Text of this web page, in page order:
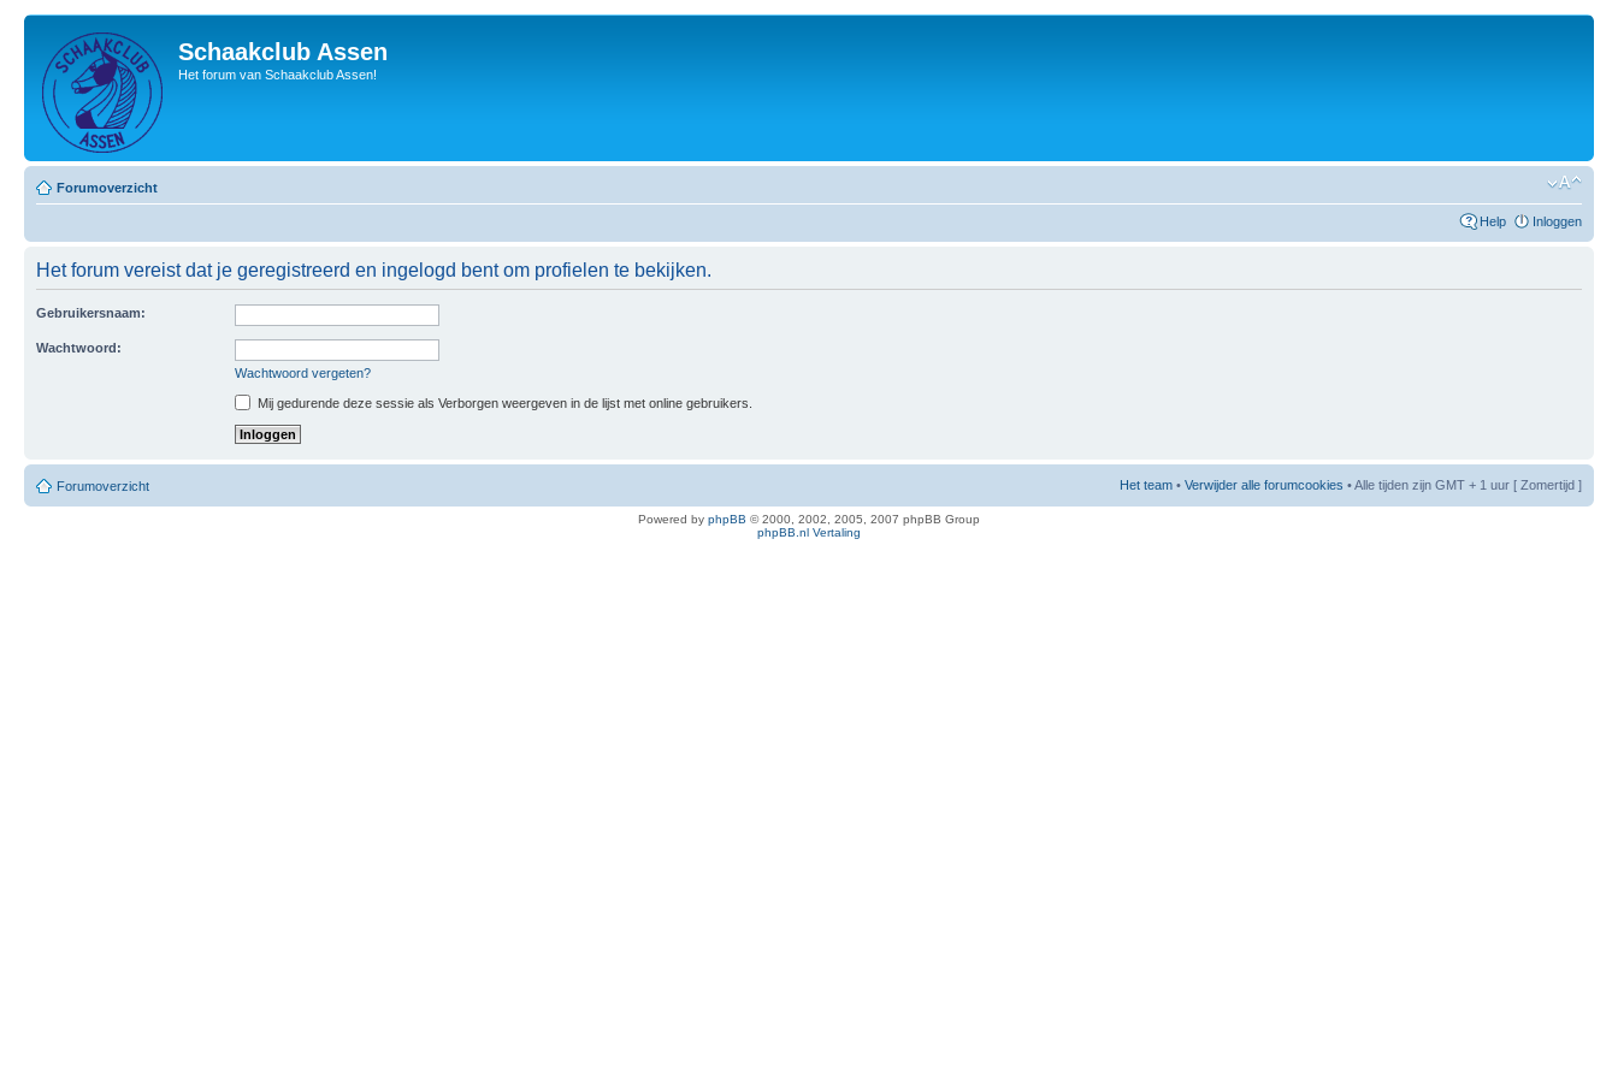
Schaakclub Assen
Het forum van Schaakclub Assen!
Forumoverzicht
Help Inloggen
Het forum vereist dat je geregistreerd en ingelogd bent om profielen te bekijken.
Gebruikersnaam:
Wachtwoord:
Wachtwoord vergeten?
Mij gedurende deze sessie als Verborgen weergeven in de lijst met online gebruikers.
Forumoverzicht Het team • Verwijder alle forumcookies • Alle tijden zijn GMT + 1 uur [ Zomertijd ]
Powered by phpBB © 2000, 2002, 2005, 2007 phpBB Group
phpBB.nl Vertaling